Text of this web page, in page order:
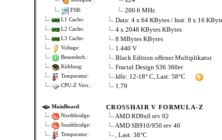
FSB: 200.6 MHz
L1 Cache: Data: 4 x 64 KBytes / Inst: 8 x 16
L2 Cache: 4 x 2048 KBytes KBytes
L3 Cache: 8 MBytes KBytes
Voltage: 1.440 V
Besonderh.: Black Edition offener Multiplikator
Kühlung: Fractal Design S36 360er
Temperatur: Idle: 12-18° C, Last: 58°C
CPU-Z Vers.: 1.79
MainBoard: CROSSHAIR V FORMULA-Z
Northbridge: AMD RD9x0 rev 02
Southbridge: AMD SB910/950 rev 40
Temperatur: , Last: 38°C